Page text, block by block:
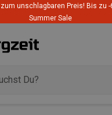
unschlagbaren Preis! Bis zu -
Summer Sale